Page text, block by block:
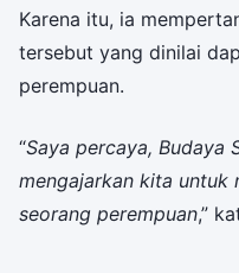
Karena itu, ia
tersebut yang dinilai
perempuan.
“Saya percaya, Budaya
mengajarkan kita untuk
seorang perempuan,”